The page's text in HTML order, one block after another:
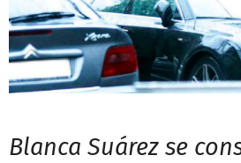
Blanca Suárez se